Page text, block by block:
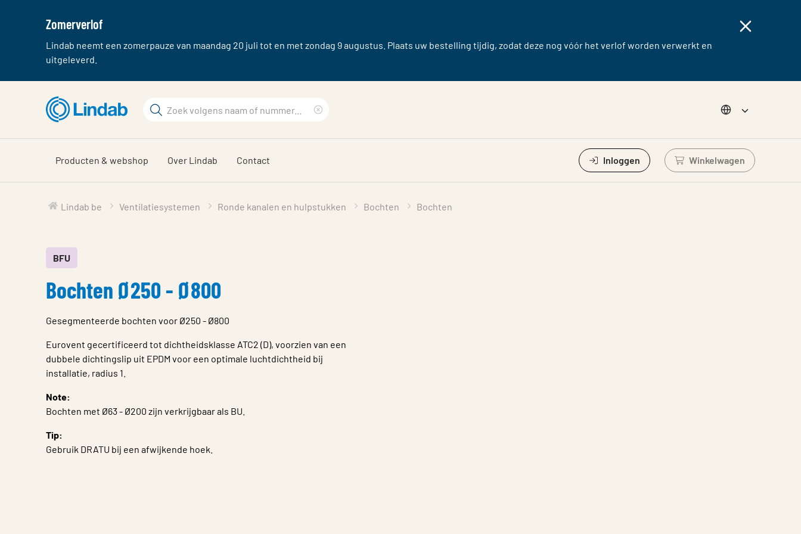
Zomerverlof
Lindab neemt een zomerpauze van maandag 20 juli tot en met zondag 9 augustus. Plaats uw bestelling tijdig, zodat deze nog vóór het verlof worden verwerkt en
uitgeleverd.
hoofdinhoud
Zoek
Choose
Producten & webshop Over Lindab Contact Inloggen Winkelwagen
Log in om
Lindab be Ventilatiesystemen Ronde kanalen en hulpstukken Bochten Bochten
BFU
Bochten Ø250 - Ø800
Gesegmenteerde bochten voor Ø250 - Ø800
Eurovent gecertificeerd tot dichtheidsklasse ATC2 (D), voorzien van een
dubbele dichtingslip uit EPDM voor een optimale luchtdichtheid bij
installatie, radius 1.
Note:
Bochten met Ø63 - Ø200 zijn verkrijgbaar als BU.
Tip:
Gebruik DRATU bij een afwijkende hoek.